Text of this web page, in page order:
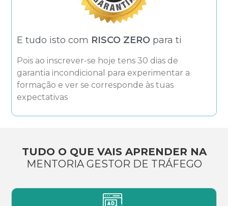
E tudo isto com RISCO ZERO para ti
Pois ao inscrever-se hoje tens 30 dias de
garantia incondicional para experimentar a
formação e ver se corresponde às tuas
expectativas
TUDO O QUE VAIS APRENDER NA
MENTORIA GESTOR DE TRÁFEGO